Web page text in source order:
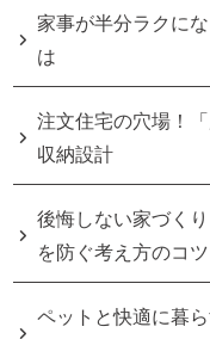
家事が半分ラクに
は
注文住宅の穴場！
収納設計
後悔しない家づく
を防ぐ考え方のコツ
ペットと快適に暮